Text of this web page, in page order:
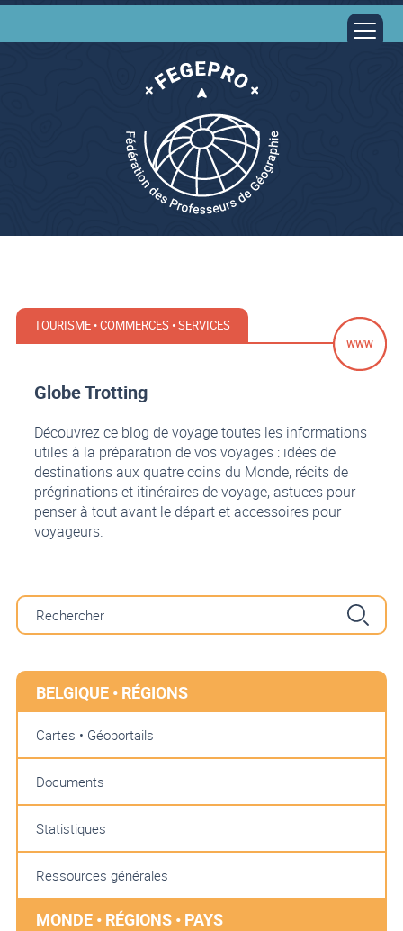
TOURISME • COMMERCES • SERVICES
Globe Trotting
Découvrez ce blog de voyage toutes les informations
utiles à la préparation de vos voyages : idées de
destinations aux quatre coins du Monde, récits de
prégrinations et itinéraires de voyage, astuces pour
penser à tout avant le départ et accessoires pour
voyageurs.
BELGIQUE • RÉGIONS
Cartes • Géoportails
Documents
Statistiques
Ressources générales
MONDE • RÉGIONS • PAYS